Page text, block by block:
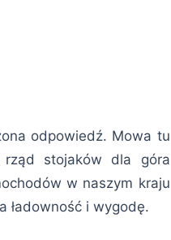
odpowiedź. Mowa tu
stojaków dla góra
w naszym kraju
ładowność i wygodę.